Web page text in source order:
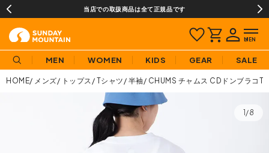
当店での取扱商品は全て正規品です
MEN WOMEN KIDS GEAR SALE
HOME メンズ トップス Tシャツ 半袖 CHUMS チャムス CDドンブラコT
1/8